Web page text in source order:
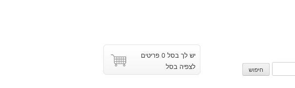
חיפוש
יש לך בסל 0 פריטים
לצפיה בסל